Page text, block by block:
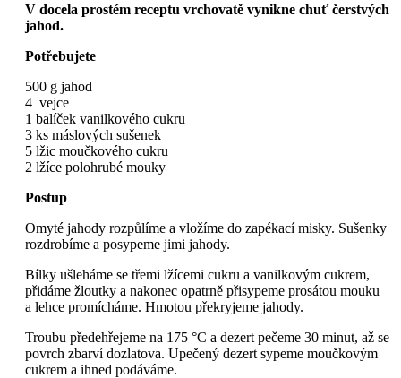
V docela prostém receptu vrchovatě vynikne chuť čerstvých
jahod.
Potřebujete
500 g jahod
4 vejce
1 balíček vanilkového cukru
3 ks máslových sušenek
5 lžic moučkového cukru
2 lžíce polohrubé mouky
Postup
Omyté jahody rozpůlíme a vložíme do zapékací misky. Sušenky
rozdrobíme a posypeme jimi jahody.
Bílky ušleháme se třemi lžícemi cukru a vanilkovým cukrem,
přidáme žloutky a nakonec opatrně přisypeme prosátou mouku
a lehce promícháme. Hmotou překryjeme jahody.
Troubu předehřejeme na 175 °C a dezert pečeme 30 minut, až se
povrch zbarví dozlatova. Upečený dezert sypeme moučkovým
cukrem a ihned podáváme.